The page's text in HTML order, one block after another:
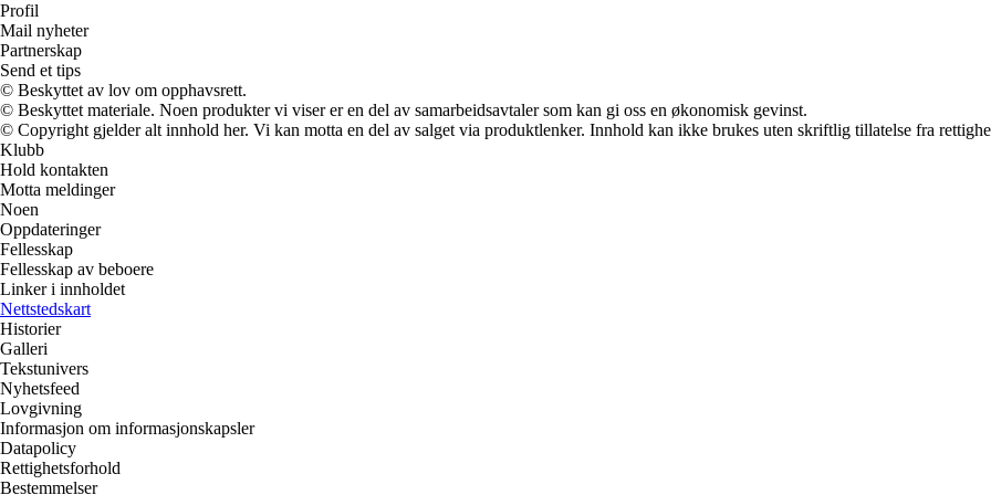
Profil
Mail nyheter
Partnerskap
Send et tips
© Beskyttet av lov om opphavsrett.
© Beskyttet materiale. Noen produkter vi viser er en del av samarbeidsavtaler som kan gi oss en økonomisk gevinst.
© Copyright gjelder alt innhold her. Vi kan motta en del av salget via produktlenker. Innhold kan ikke brukes uten skriftlig tillatelse fra
Klubb
Hold kontakten
Motta meldinger
Noen
Oppdateringer
Fellesskap
Fellesskap av beboere
Linker i innholdet
Nettstedskart
Historier
Galleri
Tekstunivers
Nyhetsfeed
Lovgivning
Informasjon om informasjonskapsler
Datapolicy
Rettighetsforhold
Bestemmelser